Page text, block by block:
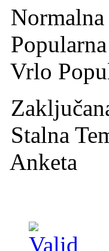
Normalna
Vrlo
Stalna
Anketa